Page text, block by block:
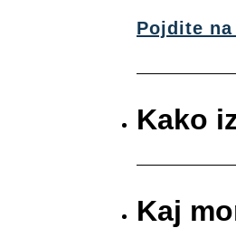
Pojdite
Kako
Kaj